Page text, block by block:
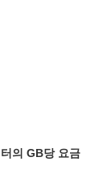
의 GB당 요금